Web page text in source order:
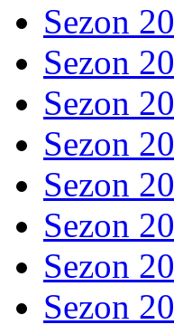
Sezon
Sezon
Sezon
Sezon
Sezon
Sezon
Sezon
Sezon